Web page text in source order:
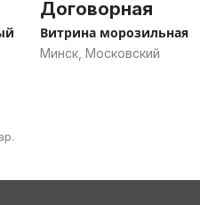
Договорная
Витрина морозильная
Минск, Московский